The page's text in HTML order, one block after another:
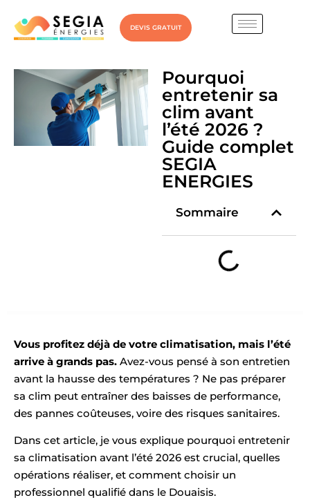
DEVIS GRATUIT
Pourquoi
entretenir sa
clim avant
l’été 2026 ?
Guide complet
SEGIA
ENERGIES
Sommaire
Vous profitez déjà de votre climatisation, mais l’été
arrive à grands pas. Avez-vous pensé à son entretien
avant la hausse des températures ? Ne pas préparer
sa clim peut entraîner des baisses de performance,
des pannes coûteuses, voire des risques sanitaires.
Dans cet article, je vous explique pourquoi entretenir
sa climatisation avant l’été 2026 est crucial, quelles
opérations réaliser, et comment choisir un
professionnel qualifié dans le Douaisis.